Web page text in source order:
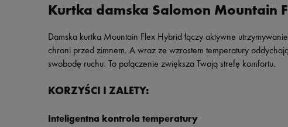
Kurtka damska Salomon Mountain
Damska kurtka Mountain Flex Hybrid łączy aktywne
chroni przed zimnem. A wraz ze wzrostem temperatury
swobodę ruchu. To połączenie zwiększa Twoją strefę komfortu.
KORZYŚCI I ZALETY:
Inteligentna kontrola temperatury